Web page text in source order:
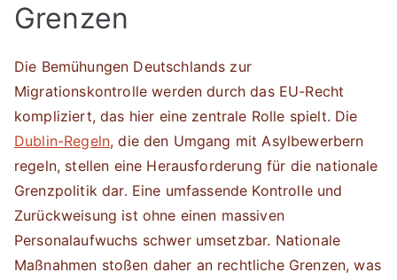
Grenzen
Die Bemühungen Deutschlands zur
Migrationskontrolle werden durch das EU-Recht
kompliziert, das hier eine zentrale Rolle spielt. Die
Dublin-Regeln, die den Umgang mit Asylbewerbern
regeln, stellen eine Herausforderung für die nationale
Grenzpolitik dar. Eine umfassende Kontrolle und
Zurückweisung ist ohne einen massiven
Personalaufwuchs schwer umsetzbar. Nationale
Maßnahmen stoßen daher an rechtliche Grenzen, was